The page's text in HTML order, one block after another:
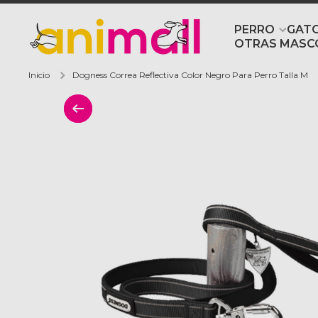
Ir directamente al contenido
PERRO
OTRAS
Inicio Dogness Correa Reflectiva Color Negro Para Perro Talla M